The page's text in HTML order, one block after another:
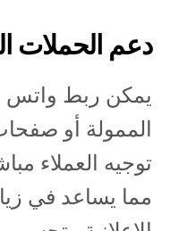
دعم الحملات
يمكن ربط واتس
الممولة أو
توجيه العملاء
مما يساعد في